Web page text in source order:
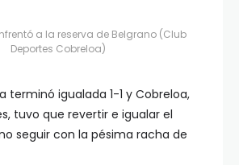
a la reserva de Belgrano (Club
Deportes Cobreloa)
terminó igualada 1-1 y Cobreloa,
tuvo que revertir e igualar el
seguir con la pésima racha de